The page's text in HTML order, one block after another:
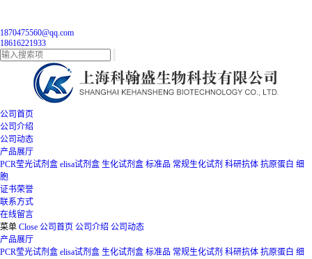
1870475560@qq.com
18616221933
公司首页
公司介绍
公司动态
产品展厅
PCR莹光试剂盒 elisa试剂盒 生化试剂盒 标准品 常规生化试剂 科研抗体 抗原蛋白 细
胞
证书荣誉
联系方式
在线留言
菜单 Close 公司首页 公司介绍 公司动态
产品展厅
PCR莹光试剂盒 elisa试剂盒 生化试剂盒 标准品 常规生化试剂 科研抗体 抗原蛋白 细